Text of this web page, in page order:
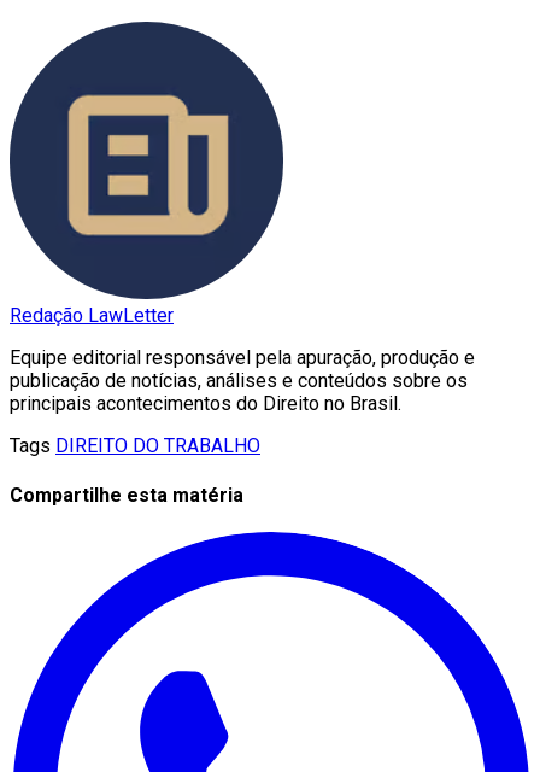
Redação LawLetter
Equipe editorial responsável pela apuração, produção e
publicação de notícias, análises e conteúdos sobre os
principais acontecimentos do Direito no Brasil.
Tags DIREITO DO TRABALHO
Compartilhe esta matéria